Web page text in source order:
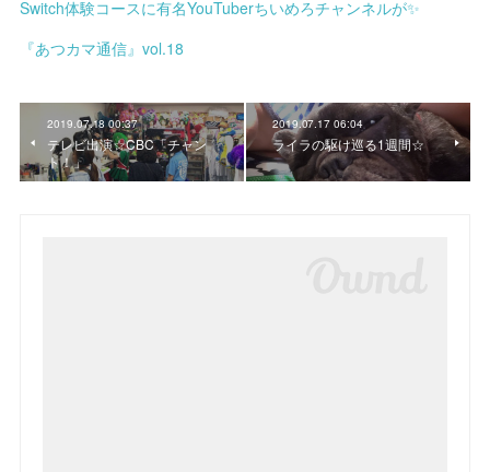
Switch体験コースに有名YouTuberちいめろチャンネルが✨
『あつカマ通信』vol.18
2019.07.18 00:37
テレビ出演☆CBC「チャン
ト！」
2019.07.17 06:04
ライラの駆け巡る1週間☆